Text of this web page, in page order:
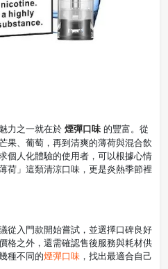
力之一就在於 煙彈口味的豐富。從
果、葡萄，再到清爽的薄荷與混合飲
個人化體驗的使用者，可以根據心情
荷」這類清涼口味，更是炎熱季節裡
從入門款開始嘗試，並選擇口碑良好
格之外，還需確認售後服務與耗材供
種不同的煙彈口味 ，找出最適合自己